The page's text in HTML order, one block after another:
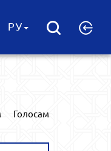
РУ
Голосам